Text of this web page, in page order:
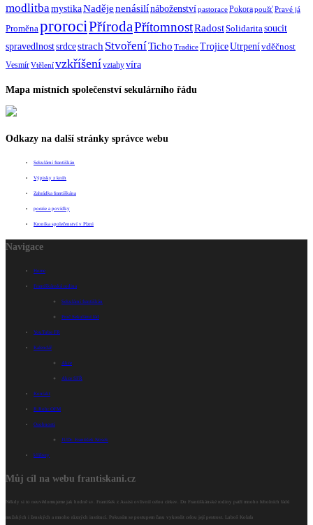
modlitbamystikaNadějenenásilínáboženstvípastoracePokorapoušťPravé já
ProměnaprorociPřírodaPřítomnostRadostSolidaritasoucit
spravedlnostsrdcestrach StvořeníTicho TradiceTrojiceUtrpenívděčnost
VesmírVtělenívzkříšenívztahyvíra
Mapa místních společenství sekulárního řádu
Odkazy na další stránky správce webu
Sekulární františkán
Výpisky z knih
Zahrádka františkána
poezie a povídky
Kronika společenství v Plzni
Navigace
Home
Františkánská rodina
Sekulární františkán
Proč Sekulární řád
YouTube FR
Kalendář
Akce
Akce SFŘ
Kontakt
R.Rohr OFM
Osobnosti
JUDr. František Nosek
kláštery
Můj cíl na webu frantiskani.cz
Někdy si to neuvědomujeme jak hodně sv. František z Assisi ovlivnil celou církev. Do Františkánské rodiny patří mnoho řeholních řádů
mužských i ženských a mnoho různých institucí. Pokusím se postupem času vykreslit celou její pestrost. Luboš Kolafa